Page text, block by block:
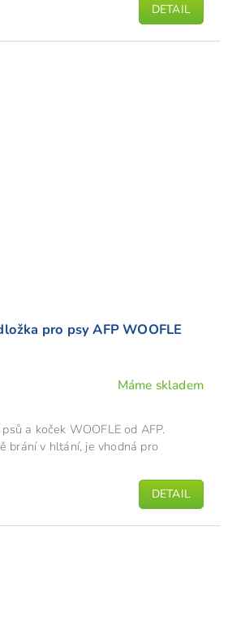
DETAIL
pro psy AFP WOOFLE
Máme skladem
DETAIL
a koček WOOFLE od AFP.
brání v hltání, je vhodná pro